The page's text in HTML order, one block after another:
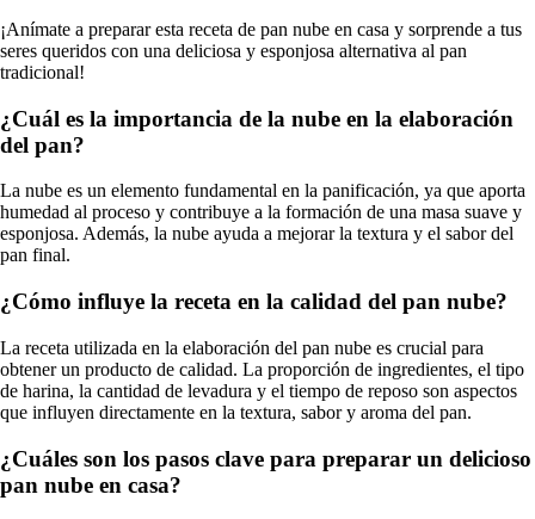
¡Anímate a preparar esta receta de pan nube en casa y sorprende a tus
seres queridos con una deliciosa y esponjosa alternativa al pan
tradicional!
¿Cuál es la importancia de la nube en la elaboración
del pan?
La nube es un elemento fundamental en la panificación, ya que aporta
humedad al proceso y contribuye a la formación de una masa suave y
esponjosa. Además, la nube ayuda a mejorar la textura y el sabor del
pan final.
¿Cómo influye la receta en la calidad del pan nube?
La receta utilizada en la elaboración del pan nube es crucial para
obtener un producto de calidad. La proporción de ingredientes, el tipo
de harina, la cantidad de levadura y el tiempo de reposo son aspectos
que influyen directamente en la textura, sabor y aroma del pan.
¿Cuáles son los pasos clave para preparar un delicioso
pan nube en casa?